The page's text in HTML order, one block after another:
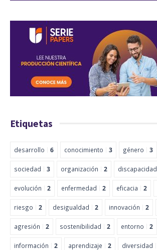
Etiquetas
desarrollo 6 conocimiento 3 género 3
sociedad 3 organización 2 discapacidad
evolución 2 enfermedad 2 eficacia 2
riesgo 2 desigualdad 2 innovación 2
agresión 2 sostenibilidad 2 entorno 2
información 2 aprendizaje 2 diversidad